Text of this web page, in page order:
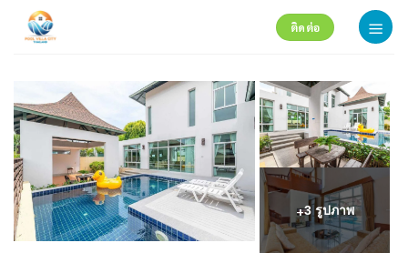
ติดต่อ
+3 รูปภาพ